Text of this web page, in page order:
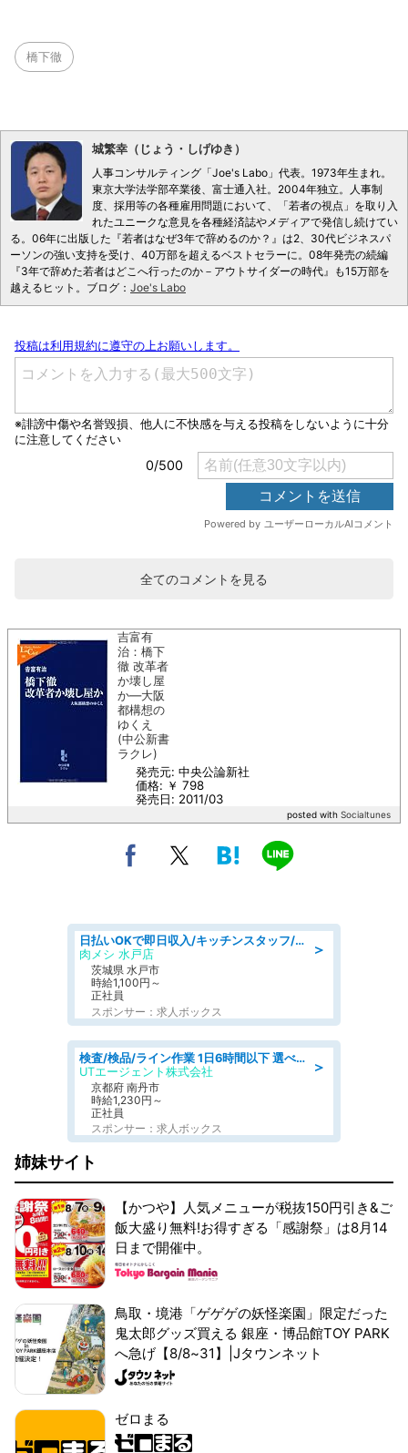
橋下徹
城繁幸（じょう・しげゆき）
人事コンサルティング「Joe's Labo」代表。1973年生まれ。
東京大学法学部卒業後、富士通入社。2004年独立。人事制
度、採用等の各種雇用問題において、「若者の視点」を取り入
れたユニークな意見を各種経済誌やメディアで発信し続けてい
る。06年に出版した『若者はなぜ3年で辞めるのか？』は2、30代ビジネスパ
ーソンの強い支持を受け、40万部を超えるベストセラーに。08年発売の続編
『3年で辞めた若者はどこへ行ったのか－アウトサイダーの時代』も15万部を
越えるヒット。ブログ： Joe's Labo
全てのコメントを見る
吉富有
治：橋下
徹 改革者
か壊し屋
か―大阪
都構想の
ゆくえ
(中公新書
ラクレ)
発売元: 中央公論新社
価格: ￥ 798
発売日: 2011/03
posted with Socialtunes
＞
日払いOKで即日収入/キッチンスタッフ/「原付免許必須」デリバリー業務など、自己成長可能な幅広い仕事に挑戦!髪型自由&ピアス・ネイルOK/茨城県/水戸市
肉メシ 水戸店
茨城県 水戸市
時給1,100円～
正社員
スポンサー：求人ボックス
＞
検査/検品/ライン作業 1日6時間以下 選べる勤務時間 土日祝休 明るい髪色OK
UTエージェント株式会社
京都府 南丹市
時給1,230円～
正社員
スポンサー：求人ボックス
姉妹サイト
【かつや】人気メニューが税抜150円引き&ご
飯大盛り無料!お得すぎる「感謝祭」は8月14
日まで開催中。
鳥取・境港「ゲゲゲの妖怪楽園」限定だった
鬼太郎グッズ買える 銀座・博品館TOY PARK
へ急げ【8/8~31】|Jタウンネット
ゼロまる